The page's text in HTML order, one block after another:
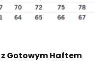
Gotowym Haftem